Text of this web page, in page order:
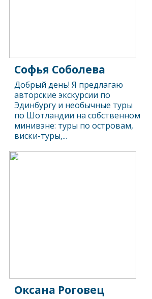
Софья Соболева
Добрый день! Я предлагаю
авторские экскурсии по
Эдинбургу и необычные туры
по Шотландии на собственном
минивэне: туры по островам,
виски-туры,...
Оксана Роговец